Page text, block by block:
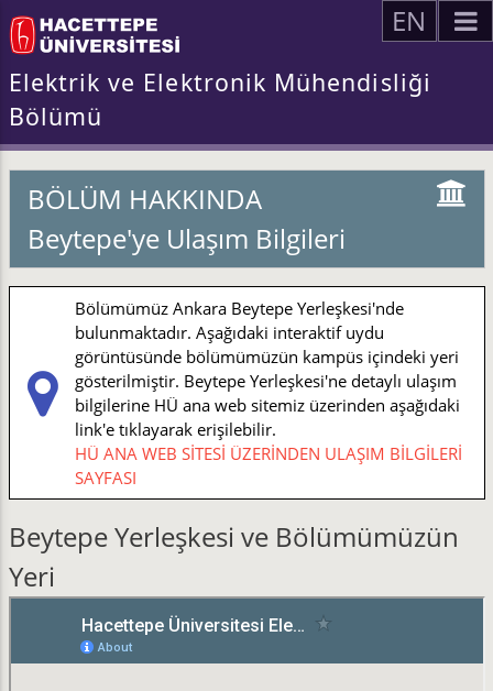
EN
Elektrik ve Elektronik Mühendisliği
Bölümü
BÖLÜM HAKKINDA
Beytepe'ye Ulaşım Bilgileri
Bölümümüz Ankara Beytepe Yerleşkesi'nde
bulunmaktadır. Aşağıdaki interaktif uydu
görüntüsünde bölümümüzün kampüs içindeki yeri
gösterilmiştir. Beytepe Yerleşkesi'ne detaylı ulaşım
bilgilerine HÜ ana web sitemiz üzerinden aşağıdaki
link'e tıklayarak erişilebilir.
HÜ ANA WEB SİTESİ ÜZERİNDEN ULAŞIM BİLGİLERİ
SAYFASI
Beytepe Yerleşkesi ve Bölümümüzün
Yeri